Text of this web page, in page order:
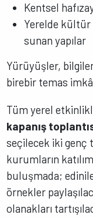
Kentsel
Yerelde kültür
sunan yapılar
Yürüyüşler,
birebir temas
Tüm yerel
kapanış
seçilecek iki genç
kurumların
buluşmada;
örnekler
olanakları